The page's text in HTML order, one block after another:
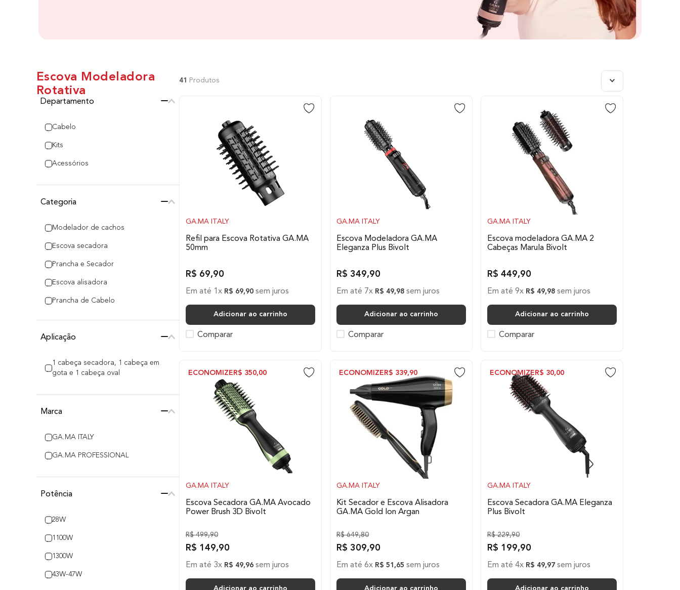
Escova Modeladora
Rotativa
Departamento
Cabelo
Kits
Acessórios
Categoria
Modelador de cachos
Escova secadora
Prancha e Secador
Escova alisadora
Prancha de Cabelo
Aplicação
1 cabeça secadora, 1 cabeça em
gota e 1 cabeça oval
Marca
GA.MA ITALY
GA.MA PROFESSIONAL
Potência
28W
1100W
1300W
43W-47W
41 Produtos
GA.MA ITALY
Refil para Escova Rotativa GA.MA
50mm
R$ 69,90
Em até 1x R$ 69,90 sem juros
Adicionar ao carrinho
Comparar
GA.MA ITALY
Escova Modeladora GA.MA
Eleganza Plus Bivolt
R$ 349,90
Em até 7x R$ 49,98 sem juros
Adicionar ao carrinho
Comparar
GA.MA ITALY
Escova modeladora GA.MA 2
Cabeças Marula Bivolt
R$ 449,90
Em até 9x R$ 49,98 sem juros
Adicionar ao carrinho
Comparar
GA.MA ITALY
Escova Secadora GA.MA Avocado
Power Brush 3D Bivolt
R$ 499,90
R$ 149,90
ECONOMIZER$ 350,00
Em até 3x R$ 49,96 sem juros
Adicionar ao carrinho
GA.MA ITALY
Kit Secador e Escova Alisadora
GA.MA Gold Ion Argan
R$ 649,80
R$ 309,90
ECONOMIZER$ 339,90
Em até 6x R$ 51,65 sem juros
Adicionar ao carrinho
GA.MA ITALY
Escova Secadora GA.MA Eleganza
Plus Bivolt
R$ 229,90
R$ 199,90
ECONOMIZER$ 30,00
Em até 4x R$ 49,97 sem juros
Adicionar ao carrinho